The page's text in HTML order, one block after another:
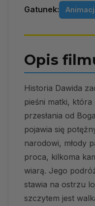
Gatunek:
Opis
Historia Dawida
pieśni matki,
przesłania od
pojawia się
narodowi, młody
proca, kilkoma
wiarą. Jego
stawia na ostrzu
szczytem jest